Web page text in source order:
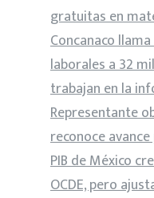
gratuitas en
Concanaco
laborales a 32
trabajan en la
Representante
reconoce
PIB de México
OCDE, pero